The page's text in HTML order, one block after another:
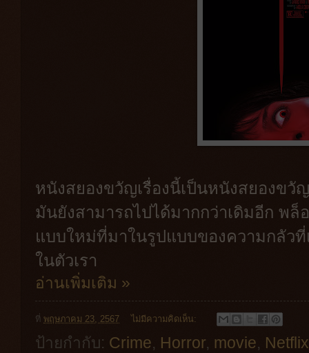
หนังสยองขวัญเรื่องนี้เป็นหนังสยองขวั
มันยังสามารถไปได้มากกว่าเดิมอีก พ
แบบใหม่ที่มาในรูปแบบของความกลัว
ในตัวเรา
อ่านเพิ่มเติม »
ที่ พฤษภาคม 23, 2567 ไม่มีความคิดเห็น:
ป้ายกำกับ: Crime, Horror, movie,